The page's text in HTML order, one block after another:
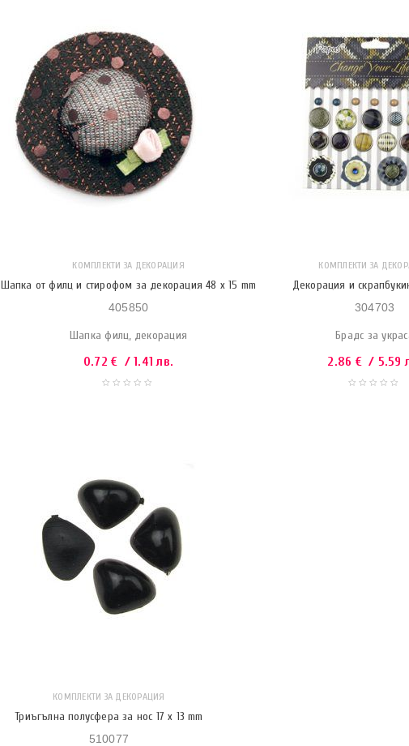
КОМПЛЕКТИ ЗА ДЕКОРАЦИЯ
Шапка от филц и стирофом за декорация 48 x 15 mm
405850
Шапка филц, декорация
0.72€ / 1.41 лв.
КОМПЛЕКТИ ЗА
Декорация и
304703
Брадс за
2.86 € / 5.59
КОМПЛЕКТИ ЗА ДЕКОРАЦИЯ
Триъгълна полусфера за нос 17 x 13 mm
510077